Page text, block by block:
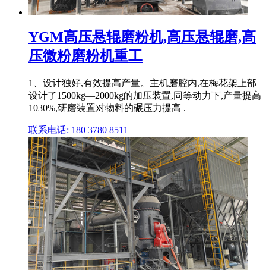
YGM高压悬辊磨粉机,高压悬辊磨,高
压微粉磨粉机重工
1、设计独好,有效提高产量。主机磨腔内,在梅花架上部
设计了1500kg—2000kg的加压装置,同等动力下,产量提高
1030%,研磨装置对物料的碾压力提高 .
联系电话: 180 3780 8511